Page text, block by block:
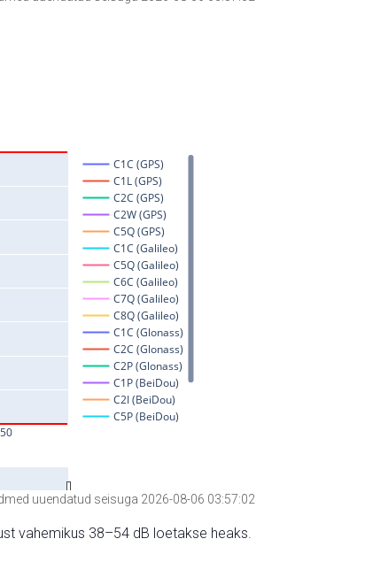
uuendatud seisuga 2026-08-06 03:57:02
vahemikus 38–54 dB loetakse heaks.